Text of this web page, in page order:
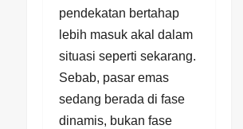
pendekatan bertahap
lebih masuk akal dalam
situasi seperti sekarang.
Sebab, pasar emas
sedang berada di fase
dinamis, bukan fase